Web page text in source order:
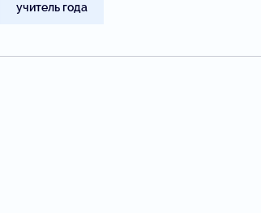
учитель года